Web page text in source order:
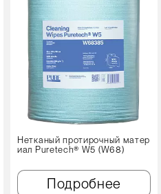
Нетканый протирочный матер
иал Puretech® W5 (W68)
Подробнее